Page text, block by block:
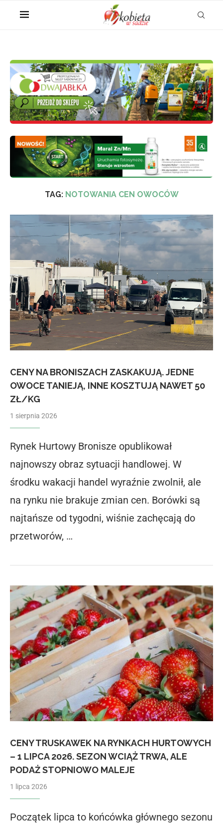
TAG: NOTOWANIA CEN OWOCÓW
CENY NA BRONISZACH ZASKAKUJĄ. JEDNE
OWOCE TANIEJĄ, INNE KOSZTUJĄ NAWET 50
ZŁ/KG
1 sierpnia 2026
Rynek Hurtowy Bronisze opublikował
najnowszy obraz sytuacji handlowej. W
środku wakacji handel wyraźnie zwolnił, ale
na rynku nie brakuje zmian cen. Borówki są
najtańsze od tygodni, wiśnie zachęcają do
przetworów, …
CENY TRUSKAWEK NA RYNKACH HURTOWYCH
– 1 LIPCA 2026. SEZON WCIĄŻ TRWA, ALE
PODAŻ STOPNIOWO MALEJE
1 lipca 2026
Początek lipca to końcówka głównego sezonu